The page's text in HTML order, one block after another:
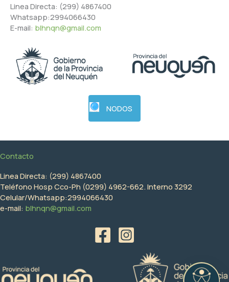
Linea Directa: (299) 4867400
Whatsapp:2994066430
E-mail: blhnqn@gmail.com
NODOS
Contacto
Linea Directa: (299) 4867400
Teléfono Hosp Cco-Ph (0299) 4962-662. Interno 3292
Celular/Whatsapp:2994066430
e-mail: blhnqn@gmail.com